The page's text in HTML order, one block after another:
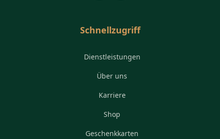
Schnellzugriff
Dienstleistungen
Über uns
Karriere
Shop
Geschenkkarten